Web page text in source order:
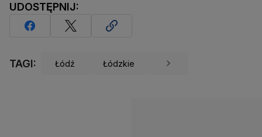
UDOSTĘPNIJ:
TAGI: Łódź Łódzkie